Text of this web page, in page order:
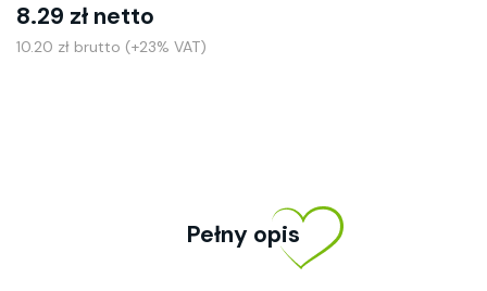
8.29 zł netto
10.20 zł brutto (+23% VAT)
Pełny opis